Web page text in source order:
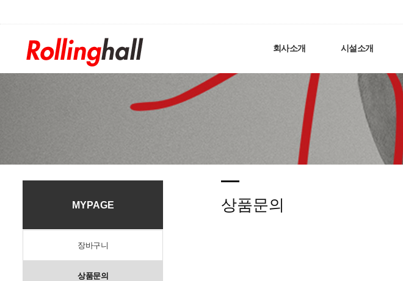
회사소개 시설소개
MYPAGE
장바구니
상품문의
상품문의